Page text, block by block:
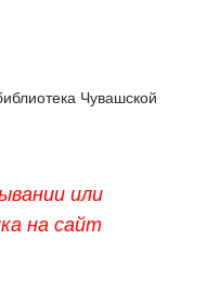
Чувашской
или
на сайт